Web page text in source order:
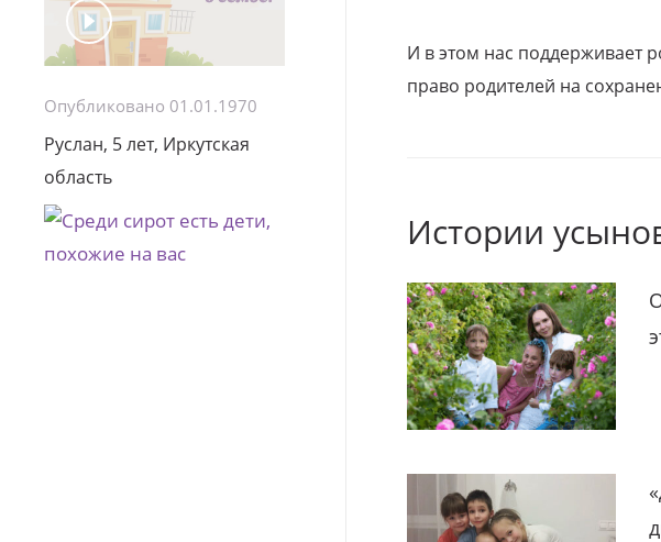
Опубликовано 01.01.1970
Руслан, 5 лет, Иркутская
область
И в этом нас поддерживает
право родителей на
Истории